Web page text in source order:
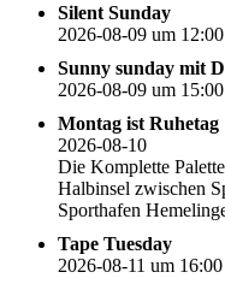
Silent Sunday
2026-08-09 um
Sunny sunday mit
2026-08-09 um
Montag ist Ruhetag
2026-08-10
Die Komplette
Halbinsel zwischen
Sporthafen
Tape Tuesday
2026-08-11 um